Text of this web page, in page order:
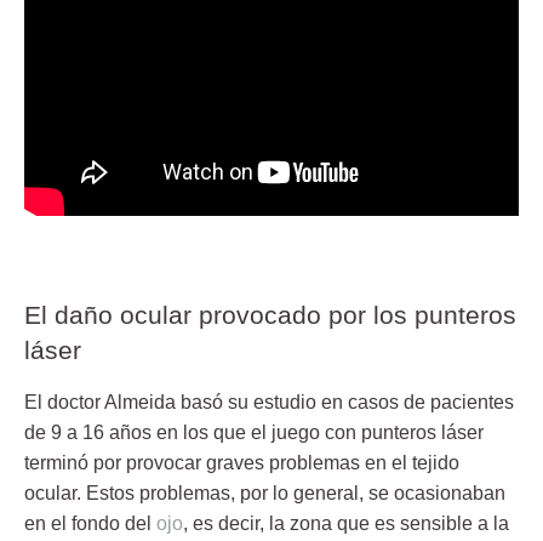
El daño ocular provocado por los punteros
láser
El doctor Almeida basó su estudio en casos de pacientes
de 9 a 16 años en los que el juego con punteros láser
terminó por provocar graves problemas en el tejido
ocular. Estos problemas, por lo general, se ocasionaban
en el fondo del ojo, es decir, la zona que es sensible a la